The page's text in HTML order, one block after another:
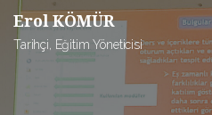
İçeriğe
atla
Erol KÖMÜR
Tarihçi, Eğitim Yöneticisi